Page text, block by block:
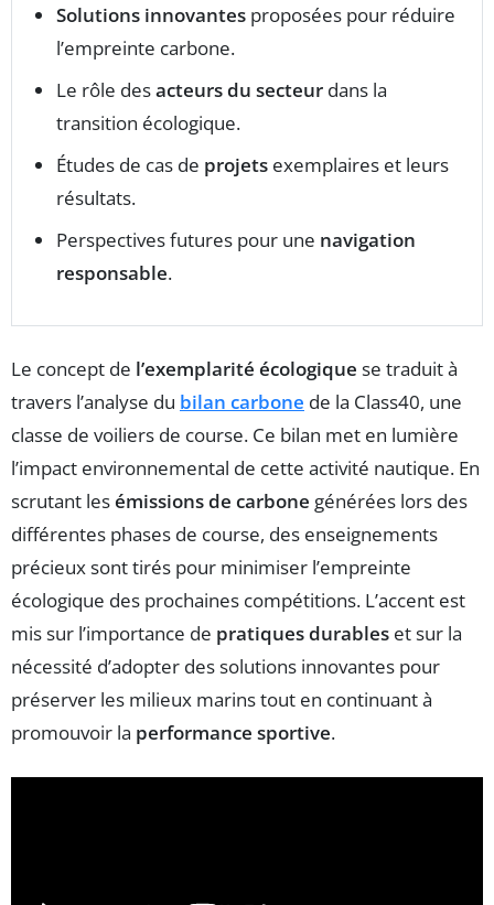
Solutions innovantes proposées pour réduire
l’empreinte carbone.
Le rôle desacteurs du secteur dans la
transition écologique.
Études de cas de projets exemplaires et leurs
résultats.
Perspectives futures pour une navigation
responsable.
Le concept de l’exemplarité écologique se traduit à
travers l’analyse du bilan carbone de la Class40, une
classe de voiliers de course. Ce bilan met en lumière
l’impact environnemental de cette activité nautique. En
scrutant lesémissions de carbone générées lors des
différentes phases de course, des enseignements
précieux sont tirés pour minimiser l’empreinte
écologique des prochaines compétitions. L’accent est
mis sur l’importance de pratiques durables et sur la
nécessité d’adopter des solutions innovantes pour
préserver les milieux marins tout en continuant à
promouvoir la performance sportive.